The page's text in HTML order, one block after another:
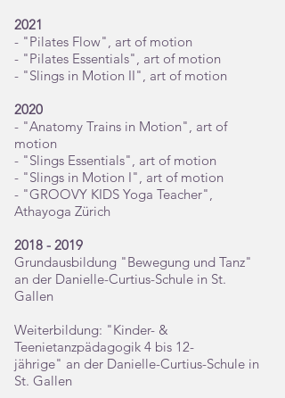
2021
- "Pilates Flow", art of motion
- "Pilates Essentials", art of motion
- "Slings in Motion II", art of motion
2020
- "Anatomy Trains in Motion", art of
motion
- "Slings Essentials", art of motion
- "Slings in Motion I", art of motion
- "GROOVY KIDS Yoga Teacher",
Athayoga Zürich
2018 - 2019
Grundausbildung "Bewegung und Tanz"
an der Danielle-Curtius-Schule in St.
Gallen
Weiterbildung: "Kinder- &
Teenietanzpädagogik 4 bis 12-
jährige" an der Danielle-Curtius-Schule in
St. Gallen